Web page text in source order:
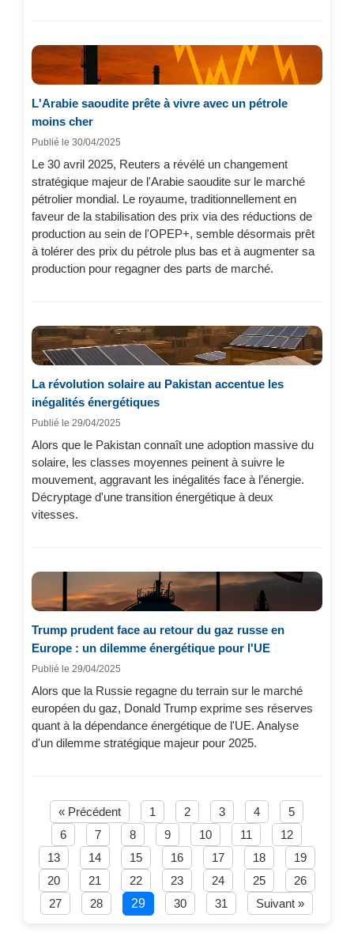
L'Arabie saoudite prête à vivre avec un pétrole
moins cher
Publié le 30/04/2025
Le 30 avril 2025, Reuters a révélé un changement
stratégique majeur de l'Arabie saoudite sur le marché
pétrolier mondial. Le royaume, traditionnellement en
faveur de la stabilisation des prix via des réductions de
production au sein de l'OPEP+, semble désormais prêt
à tolérer des prix du pétrole plus bas et à augmenter sa
production pour regagner des parts de marché.
La révolution solaire au Pakistan accentue les
inégalités énergétiques
Publié le 29/04/2025
Alors que le Pakistan connaît une adoption massive du
solaire, les classes moyennes peinent à suivre le
mouvement, aggravant les inégalités face à l’énergie.
Décryptage d'une transition énergétique à deux
vitesses.
Trump prudent face au retour du gaz russe en
Europe : un dilemme énergétique pour l'UE
Publié le 29/04/2025
Alors que la Russie regagne du terrain sur le marché
européen du gaz, Donald Trump exprime ses réserves
quant à la dépendance énergétique de l'UE. Analyse
d'un dilemme stratégique majeur pour 2025.
« Précédent 1 2 3 4
5
6
7 8 9 10 11
12
13
14 15 16 17 18
19
20
21 22 23 24 25
26
27
28 29 30 31 Suivant »